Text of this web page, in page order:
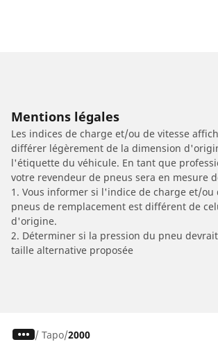
Mentions légales
Les indices de charge et/ou de vitesse
différer légèrement de la dimension
l'étiquette du véhicule. En tant que
votre revendeur de pneus sera en mesure
1. Vous informer si l'indice de charge et/ou
pneus de remplacement est différent de
d'origine.
2. Déterminer si la pression du pneu
taille alternative proposée
/ Tapo 2000